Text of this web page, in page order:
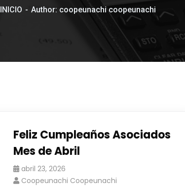
INICIO Author: coopeunachi coopeunachi
Feliz Cumpleaños Asociados
Mes de Abril
abril 23, 2026
Coopeunachi Coopeunachi